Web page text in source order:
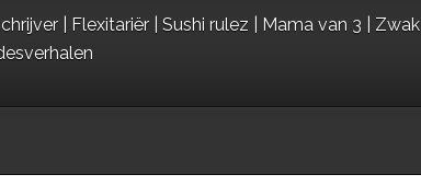
| Flexitariër | Sushi rulez | Mama van 3 | Zwak